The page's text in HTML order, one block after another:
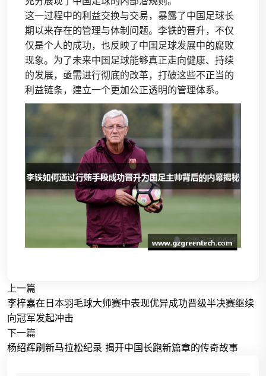
这一过程中的利益交换与交易，暴露了中国足球长
期以来存在的管理与体制问题。李铁的晋升，不仅
仅是个人的成功，也反映了中国足球发展中的腐败
现象。为了未来中国足球能够真正走向健康、持续
的发展，亟需进行彻底的改革，打破这些不正当的
利益链条，建立一个更加公正透明的管理体系。
上一篇
李梓嘉在日本羽毛球大师赛中表现优异成功晋级半决赛继续
向冠军发起冲击
下一篇
杨绍辉刷新马拉松纪录 揭开中国长跑新篇章的传奇故事